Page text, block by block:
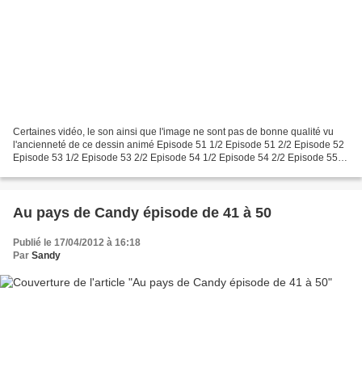
Certaines vidéo, le son ainsi que l'image ne sont pas de bonne qualité vu
l'ancienneté de ce dessin animé Episode 51 1/2 Episode 51 2/2 Episode 52
Episode 53 1/2 Episode 53 2/2 Episode 54 1/2 Episode 54 2/2 Episode 55
Au pays de Candy épisode de 41 à 50
Publié le 17/04/2012 à 16:18
Par Sandy